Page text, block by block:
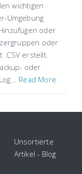
wichtigen
Umgebung
oder
oder
.CSV erstellt.
oder
Read More
Unsortierte
Artikel - Blog